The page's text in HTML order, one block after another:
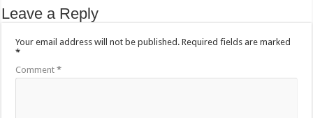
Leave a Reply
Your email address will not be published. Required fields are marked
*
Comment*